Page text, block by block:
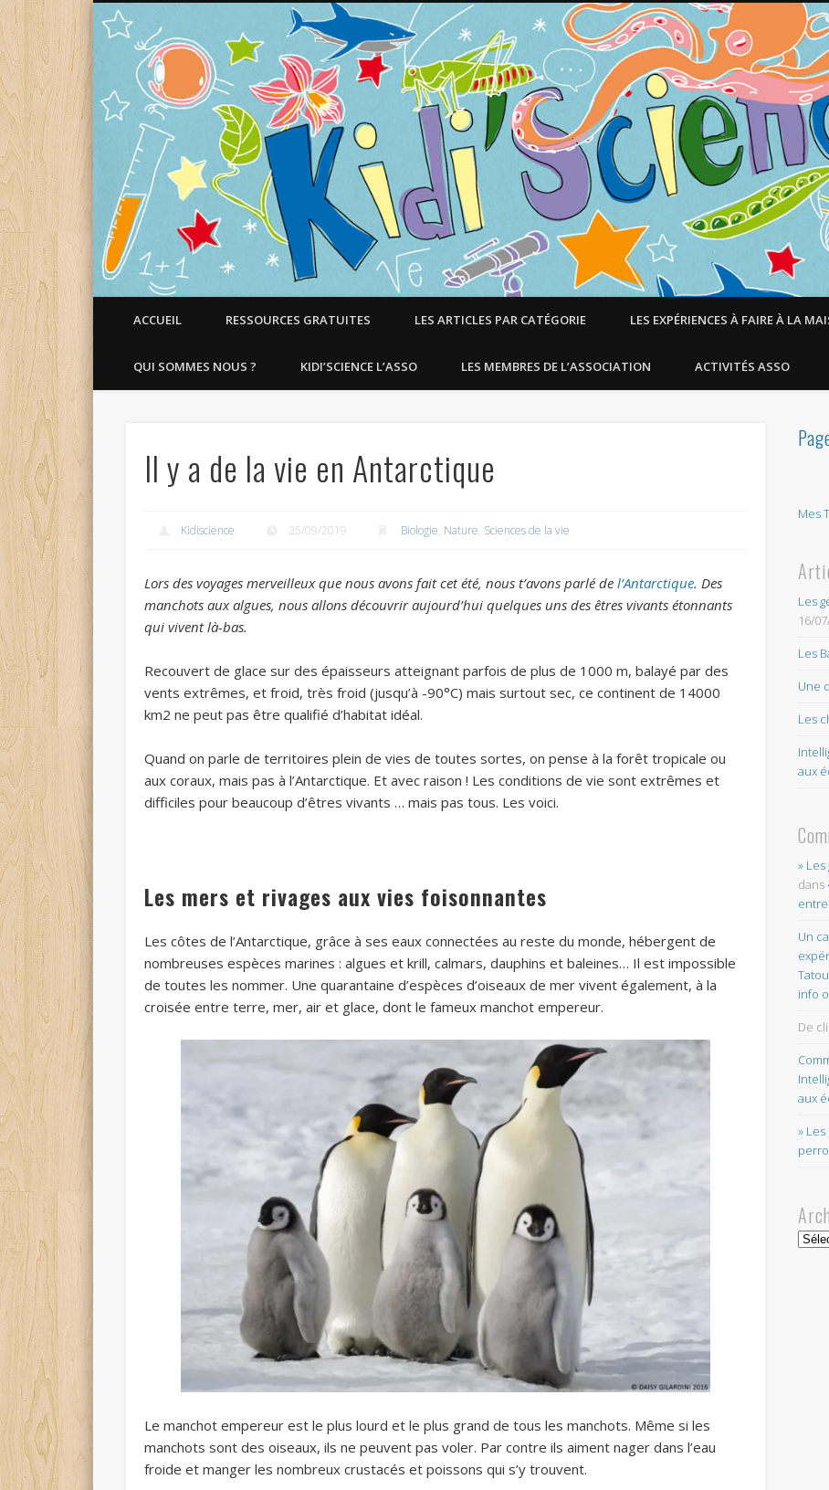
Faire aimer les Sciences aux Enfants !
ACCUEIL RESSOURCES GRATUITES LES ARTICLES PAR CATÉGORIE LES EXPÉRIENCES À FAIRE À LA
QUI SOMMES NOUS ? KIDI’SCIENCE L’ASSO LES MEMBRES DE L’ASSOCIATION ACTIVITÉS ASSO
Il y a de la vie en Antarctique
Kidiscience 25/09/2019 Biologie, Nature, Sciences de la vie
Lors des voyages merveilleux que nous avons fait cet été, nous t’avons parlé del’Antarctique.Des
manchots aux algues, nous allons découvrir aujourd’hui quelques uns des êtres vivants étonnants
qui vivent là-bas.
Recouvert de glace sur des épaisseurs atteignant parfois de plus de 1000 m, balayé par des
vents extrêmes, et froid, très froid (jusqu’à -90°C) mais surtout sec, ce continent de 14000
km2 ne peut pas être qualifié d’habitat idéal.
Quand on parle de territoires plein de vies de toutes sortes, on pense à la forêt tropicale ou
aux coraux, mais pas à l’Antarctique. Et avec raison ! Les conditions de vie sont extrêmes et
difficiles pour beaucoup d’êtres vivants … mais pas tous. Les voici.
Les mers et rivages aux vies foisonnantes
Les côtes de l’Antarctique, grâce à ses eaux connectées au reste du monde, hébergent de
nombreuses espèces marines : algues et krill, calmars, dauphins et baleines… Il est impossible
de toutes les nommer. Une quarantaine d’espèces d’oiseaux de mer vivent également, à la
croisée entre terre, mer, air et glace, dont le fameux manchot empereur.
Le manchot empereur est le plus lourd et le plus grand de tous les manchots. Même si les
manchots sont des oiseaux, ils ne peuvent pas voler. Par contre ils aiment nager dans l’eau
froide et manger les nombreux crustacés et poissons qui s’y trouvent.
Mes
Les
16/
Les
Une
Les
aux
»
dans
Un
info
De
aux
»